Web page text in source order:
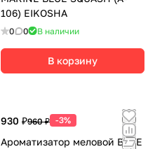
106) EIKOSHA
0 0 В наличии
В корзину
930 ₽960 ₽ -3%
Ароматизатор меловой BLUE